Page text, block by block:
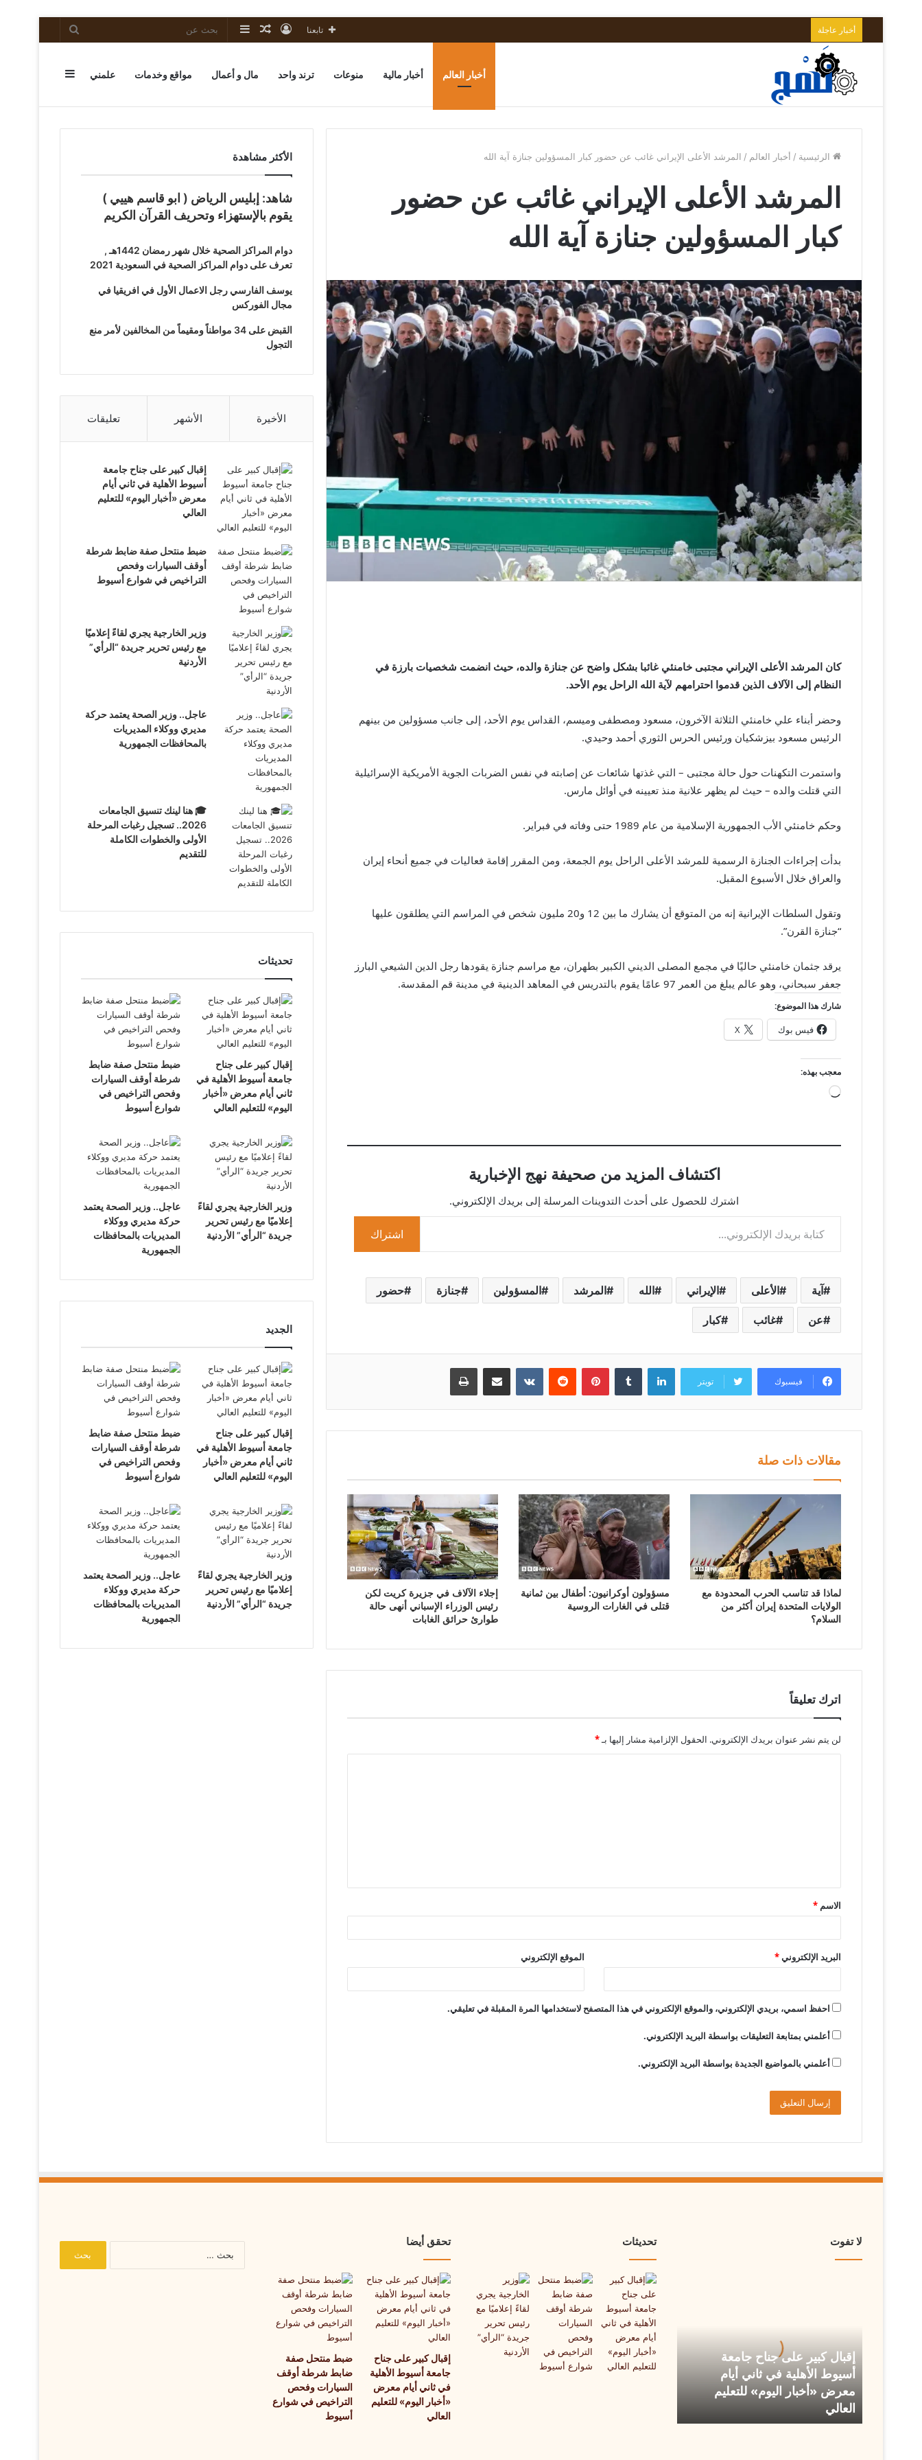
أخبار عاجلة
بحث
إضافة
جانبي
مقالتسجيل
تابعنا
أخبار العالم أخبار مالية منوعات ترند واحد مال و أعمال مواقع وخدمات علمني إضافة
الرئيسية / أخبار العالم / المرشد الأعلى الإيراني غائب عن حضور كبار المسؤولين جنازة آية الله
المرشد الأعلى الإيراني غائب عن حضور
كبار المسؤولين جنازة آية الله
كان المرشد الأعلى الإيراني مجتبى خامنئي غائبا بشكل واضح عن جنازة والده، حيث انضمت شخصيات بارزة في
النظام إلى الآلاف الذين قدموا احترامهم لآية الله الراحل يوم الأحد.
وحضر أبناء علي خامنئي الثلاثة الآخرون، مسعود ومصطفى وميسم، القداس يوم الأحد، إلى جانب مسؤولين من بينهم
الرئيس مسعود بيزشكيان ورئيس الحرس الثوري أحمد وحيدي.
واستمرت التكهنات حول حالة مجتبى – التي غذتها شائعات عن إصابته في نفس الضربات الجوية الأمريكية الإسرائيلية
التي قتلت والده – حيث لم يظهر علانية منذ تعيينه في أوائل مارس.
وحكم خامنئي الأب الجمهورية الإسلامية من عام 1989 حتى وفاته في فبراير.
بدأت إجراءات الجنازة الرسمية للمرشد الأعلى الراحل يوم الجمعة، ومن المقرر إقامة فعاليات في جميع أنحاء إيران
والعراق خلال الأسبوع المقبل.
وتقول السلطات الإيرانية إنه من المتوقع أن يشارك ما بين 12 و20 مليون شخص في المراسم التي يطلقون عليها
“جنازة القرن”.
يرقد جثمان خامنئي حاليًا في مجمع المصلى الديني الكبير بطهران، مع مراسم جنازة يقودها رجل الدين الشيعي البارز
جعفر سبحاني، وهو عالم يبلغ من العمر 97 عامًا يقوم بالتدريس في المعاهد الدينية في مدينة قم المقدسة.
شارك هذا الموضوع:
فيس بوك X
معجب بهذه:
جاري
اكتشاف المزيد من صحيفة نهج الإخبارية
اشترك للحصول على أحدث التدوينات المرسلة إلى بريدك الإلكتروني.
كتابة بريدك الإلكتروني...
اشتراك
آية الأعلى الإيراني الله المرشد المسؤولين جنازة حضور
عن غائب كبار
فيسبوك تويتر
لينكدإن بينتيريست مشاركة عبر البريد طباعة
مقالات ذات صلة
لماذا قد تناسب الحرب المحدودة مع
الولايات المتحدة إيران أكثر من
السلام؟
مسؤولون أوكرانيون: أطفال بين ثمانية
قتلى في الغارات الروسية
إجلاء الآلاف في جزيرة كريت لكن
رئيس الوزراء الإسباني أنهى حالة
طوارئ حرائق الغابات
اترك تعليقاً
لن يتم نشر عنوان بريدك الإلكتروني. الحقول الإلزامية مشار إليها بـ*
ق
*
الاسم *
البريد الإلكتروني* الموقع الإلكتروني
احفظ اسمي، بريدي الإلكتروني، والموقع الإلكتروني في هذا المتصفح لاستخدامها المرة المقبلة في تعليقي.
أعلمني بمتابعة التعليقات بواسطة البريد الإلكتروني.
أعلمني بالمواضيع الجديدة بواسطة البريد الإلكتروني.
الأكثر مشاهدة
شاهد: إبليس الرياض ( ابو قاسم هييي )
يقوم بالإستهزاء وتحريف القرآن الكريم
دوام المراكز الصحية خلال شهر رمضان 1442هـ ,
تعرف على دوام المراكز الصحية في السعودية 2021
يوسف الفارسي رجل الاعمال الأول في افريقيا في
مجال الفوركس
القبض على 34 مواطناً ومقيماً من المخالفين لأمر منع
التجول
الأخيرة الأشهر تعليقات
إقبال كبير على جناح جامعة
أسيوط الأهلية في ثاني أيام
معرض «أخبار اليوم» للتعليم
العالي
ضبط منتحل صفة ضابط شرطة
أوقف السيارات وفحص
التراخيص في شوارع أسيوط
وزير الخارجية يجري لقاءً إعلاميًا
مع رئيس تحرير جريدة “الرأي”
الأردنية
عاجل.. وزير الصحة يعتمد حركة
مديري ووكلاء المديريات
بالمحافظات الجمهورية
🎓 هنا لينك تنسيق الجامعات
2026.. تسجيل رغبات المرحلة
الأولى والخطوات الكاملة
للتقديم
تحديثات
إقبال كبير على جناح
جامعة أسيوط الأهلية في
ثاني أيام معرض «أخبار
اليوم» للتعليم العالي
ضبط منتحل صفة ضابط
شرطة أوقف السيارات
وفحص التراخيص في
شوارع أسيوط
وزير الخارجية يجري لقاءً
إعلاميًا مع رئيس تحرير
جريدة “الرأي” الأردنية
عاجل.. وزير الصحة يعتمد
حركة مديري ووكلاء
المديريات بالمحافظات
الجمهورية
الجديد
إقبال كبير على جناح
جامعة أسيوط الأهلية في
ثاني أيام معرض «أخبار
اليوم» للتعليم العالي
ضبط منتحل صفة ضابط
شرطة أوقف السيارات
وفحص التراخيص في
شوارع أسيوط
وزير الخارجية يجري لقاءً
إعلاميًا مع رئيس تحرير
جريدة “الرأي” الأردنية
عاجل.. وزير الصحة يعتمد
حركة مديري ووكلاء
المديريات بالمحافظات
الجمهورية
لا تفوت
أسيوط
الأهلية
في
ثاني
أيام
معرض
إقبال كبير على جناح جامعة
أسيوط الأهلية في ثاني أيام
معرض «أخبار اليوم» للتعليم
العالي
تحديثات تحقق أيضا
إقبال كبير على جناح
جامعة أسيوط الأهلية
في ثاني أيام معرض
«أخبار اليوم» للتعليم
العالي
ضبط منتحل صفة
ضابط شرطة أوقف
السيارات وفحص
التراخيص في شوارع
أسيوط